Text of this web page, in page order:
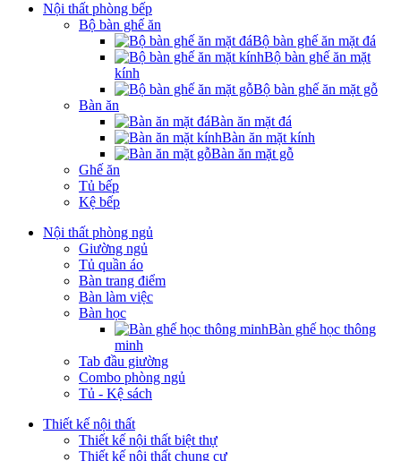
Nội thất phòng bếp
Bộ bàn ghế ăn
Bộ bàn ghế ăn mặt đá
Bộ bàn ghế ăn mặt
kính
Bộ bàn ghế ăn mặt gỗ
Bàn ăn
Bàn ăn mặt đá
Bàn ăn mặt kính
Bàn ăn mặt gỗ
Ghế ăn
Tủ bếp
Kệ bếp
Nội thất phòng ngủ
Giường ngủ
Tủ quần áo
Bàn trang điểm
Bàn làm việc
Bàn học
Bàn ghế học thông
minh
Tab đầu giường
Combo phòng ngủ
Tủ - Kệ sách
Thiết kế nội thất
Thiết kế nội thất biệt thự
Thiết kế nội thất chung cư